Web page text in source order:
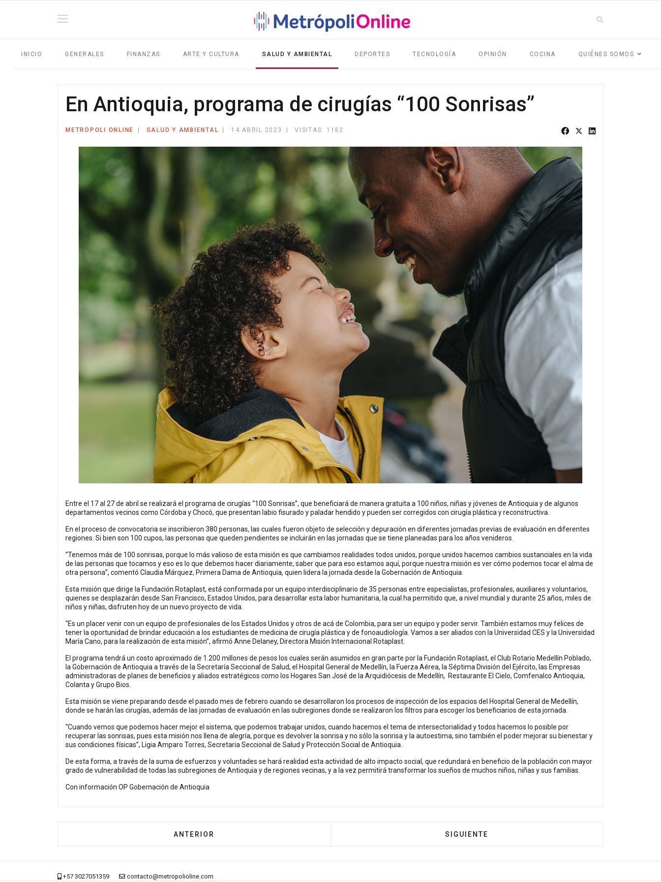
INICIO GENERALES FINANZAS ARTE Y CULTURA SALUD Y AMBIENTAL DEPORTES TECNOLOGÍA OPINIÓN COCINA QUIÉNES SOMOS
En Antioquia, programa de cirugías “100 Sonrisas”
METRÓPOLI ONLINE SALUD Y AMBIENTAL 14 ABRIL 2023 VISITAS: 1162
Entre el 17 al 27 de abril se realizará el programa de cirugías “100 Sonrisas”, que beneficiará de manera gratuita a 100 niños, niñas y jóvenes de Antioquia y de algunos
departamentos vecinos como Córdoba y Chocó, que presentan labio fisurado y paladar hendido y pueden ser corregidos con cirugía plástica y reconstructiva.
En el proceso de convocatoria se inscribieron 380 personas, las cuales fueron objeto de selección y depuración en diferentes jornadas previas de evaluación en diferentes
regiones. Si bien son 100 cupos, las personas que queden pendientes se incluirán en las jornadas que se tiene planeadas para los años venideros.
“Tenemos más de 100 sonrisas, porque lo más valioso de esta misión es que cambiamos realidades todos unidos, porque unidos hacemos cambios sustanciales en la vida
de las personas que tocamos y eso es lo que debemos hacer diariamente, saber que para eso estamos aquí, porque nuestra misión es ver cómo podemos tocar el alma de
otra persona”, comentó Claudia Márquez, Primera Dama de Antioquia, quien lidera la jornada desde la Gobernación de Antioquia.
Esta misión que dirige la Fundación Rotaplast, está conformada por un equipo interdisciplinario de 35 personas entre especialistas, profesionales, auxiliares y voluntarios,
quienes se desplazarán desde San Francisco, Estados Unidos, para desarrollar esta labor humanitaria, la cual ha permitido que, a nivel mundial y durante 25 años, miles de
niños y niñas, disfruten hoy de un nuevo proyecto de vida.
“Es un placer venir con un equipo de profesionales de los Estados Unidos y otros de acá de Colombia, para ser un equipo y poder servir. También estamos muy felices de
tener la oportunidad de brindar educación a los estudiantes de medicina de cirugía plástica y de fonoaudiología. Vamos a ser aliados con la Universidad CES y la Universidad
María Cano, para la realización de esta misión”, afirmó Anne Delaney, Directora Misión Internacional Rotaplast.
El programa tendrá un costo aproximado de 1.200 millones de pesos los cuales serán asumidos en gran parte por la Fundación Rotaplast, el Club Rotario Medellín Poblado,
la Gobernación de Antioquia a través de la Secretaría Seccional de Salud, el Hospital General de Medellín, la Fuerza Aérea, la Séptima División del Ejército, las Empresas
administradoras de planes de beneficios y aliados estratégicos como los Hogares San José de la Arquidiócesis de Medellín, Restaurante El Cielo, Comfenalco Antioquia,
Colanta y Grupo Bios.
Esta misión se viene preparando desde el pasado mes de febrero cuando se desarrollaron los procesos de inspección de los espacios del Hospital General de Medellín,
donde se harán las cirugías, además de las jornadas de evaluación en las subregiones donde se realizaron los filtros para escoger los beneficiarios de esta jornada.
“Cuando vemos que podemos hacer mejor el sistema, que podemos trabajar unidos, cuando hacemos el tema de intersectorialidad y todos hacemos lo posible por
recuperar las sonrisas, pues esta misión nos llena de alegría, porque es devolver la sonrisa y no sólo la sonrisa y la autoestima, sino también el poder mejorar su bienestar y
sus condiciones físicas”, Ligia Amparo Torres, Secretaria Seccional de Salud y Protección Social de Antioquia.
De esta forma, a través de la suma de esfuerzos y voluntades se hará realidad esta actividad de alto impacto social, que redundará en beneficio de la población con mayor
grado de vulnerabilidad de todas las subregiones de Antioquia y de regiones vecinas, y a la vez permitirá transformar los sueños de muchos niños, niñas y sus familias.
Con información OP Gobernación de Antioquia
ARTÍCULO ANTERIOR: 30 DE MAYO, DÍA DE LA ENFERMEDAD DE LAS MIL CARAS
ANTERIOR ARTÍCULO SIGUIENTE: NEVADO DEL RUÍZ, UNA
SIGUIENTE
+57 3027051359 contacto@metropolioline.com